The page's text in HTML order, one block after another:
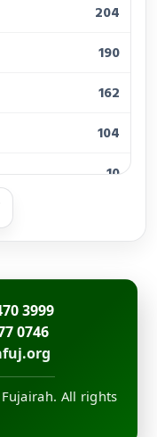
204
190
162
104
10
3999
0746
All rights